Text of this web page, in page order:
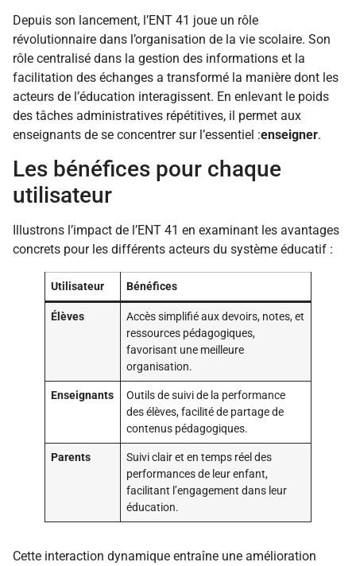
Depuis son lancement, l’ENT 41 joue un rôle
révolutionnaire dans l’organisation de la vie scolaire. Son
rôle centralisé dans la gestion des informations et la
facilitation des échanges a transformé la manière dont les
acteurs de l’éducation interagissent. En enlevant le poids
des tâches administratives répétitives, il permet aux
enseignants de se concentrer sur l’essentiel :enseigner.
Les bénéfices pour chaque
utilisateur
Illustrons l’impact de l’ENT 41 en examinant les avantages
concrets pour les différents acteurs du système éducatif :
Utilisateur Bénéfices
Élèves
Accès simplifié aux devoirs, notes, et
ressources pédagogiques,
favorisant une meilleure
organisation.
Enseignants
Outils de suivi de la performance
des élèves, facilité de partage de
contenus pédagogiques.
Parents
Suivi clair et en temps réel des
performances de leur enfant,
facilitant l’engagement dans leur
éducation.
Cette interaction dynamique entraîne une amélioration